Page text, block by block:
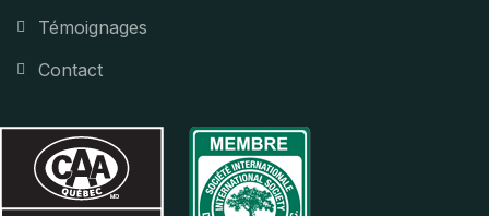
Témoignages
Contact